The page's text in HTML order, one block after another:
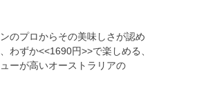
のプロからその美味しさが認め
わずか<<1690円>>で楽しめる、
ーが高いオーストラリアの